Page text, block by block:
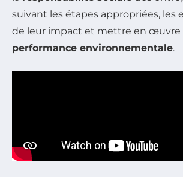
suivant les étapes appropriées,
de leur impact et mettre en œuvre
performance environnementale.